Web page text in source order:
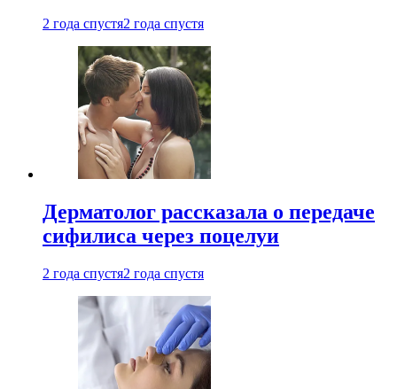
2 года спустя2 года спустя
Дерматолог рассказала о передаче
сифилиса через поцелуи
2 года спустя2 года спустя